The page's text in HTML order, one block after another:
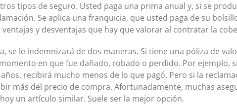
tipos de seguro. Usted paga una prima anual y, si se
Se aplica una franquicia, que usted paga de su
ventajas y desventajas que hay que valorar al contratar la
se le indemnizará de dos maneras. Si tiene una póliza de
en que fue dañado, robado o perdido. Por ejemplo,
recibirá mucho menos de lo que pagó. Pero si la
más del precio de compra. Afortunadamente, muchas
un artículo similar. Suele ser la mejor opción.